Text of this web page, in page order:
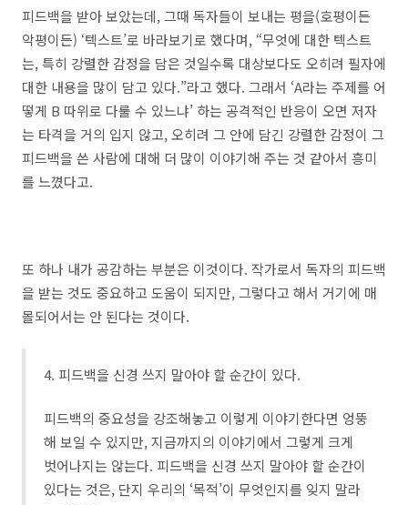
피드백을 받아 보았는데, 그때 독자들이 보내는 평을(호평이든
악평이든) ‘텍스트’로 바라보기로 했다며, “무엇에 대한 텍스트
는, 특히 강렬한 감정을 담은 것일수록 대상보다도 오히려 필자에
대한 내용을 많이 담고 있다.”라고 했다. 그래서 ‘A라는 주제를 어
떻게 B 따위로 다룰 수 있느냐’ 하는 공격적인 반응이 오면 저자
는 타격을 거의 입지 않고, 오히려 그 안에 담긴 강렬한 감정이 그
피드백을 쓴 사람에 대해 더 많이 이야기해 주는 것 같아서 흥미
를 느꼈다고.
또 하나 내가 공감하는 부분은 이것이다. 작가로서 독자의 피드백
을 받는 것도 중요하고 도움이 되지만, 그렇다고 해서 거기에 매
몰되어서는 안 된다는 것이다.
4. 피드백을 신경 쓰지 말아야 할 순간이 있다.
피드백의 중요성을 강조해놓고 이렇게 이야기한다면 엉뚱
해 보일 수 있지만, 지금까지의 이야기에서 그렇게 크게
벗어나지는 않는다. 피드백을 신경 쓰지 말아야 할 순간이
있다는 것은, 단지 우리의 ‘목적’이 무엇인지를 잊지 말라